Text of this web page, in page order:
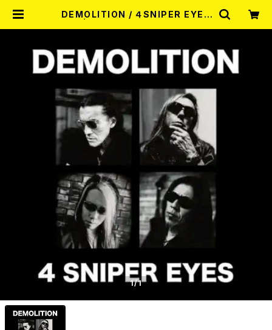
DEMOLITION / ４SNIPER EYES
1/1